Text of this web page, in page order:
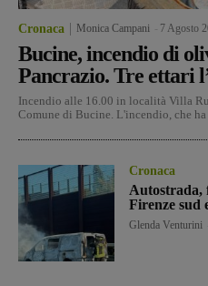
Cronaca Monica Campani 7 Agosto
Bucine, incendio di
Pancrazio. Tre ettari
Incendio alle 16.00 in località Villa
Comune di Bucine. L'incendio, che ha
Cronaca
Autostrada,
Firenze sud
Glenda Venturini